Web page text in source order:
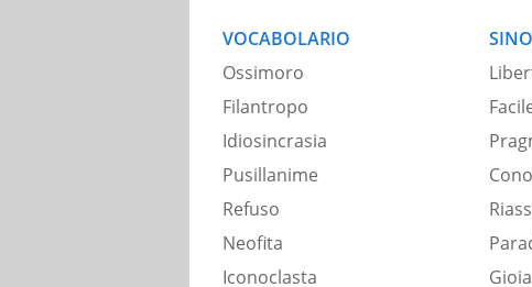
VOCABOLARIO
Ossimoro
Filantropo
Idiosincrasia
Pusillanime
Refuso
Neofita
Iconoclasta
Gioia